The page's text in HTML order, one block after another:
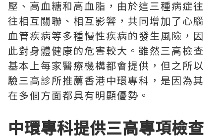
壓、高血糖和高血脂，由於這三種病症往
往相互關聯、相互影響，共同增加了心腦
血管疾病等多種慢性疾病的發生風險，因
此對身體健康的危害較大。雖然三高檢查
基本上每家醫療機構都會提供，但之所以
驗三高診所推薦香港中環專科，是因為其
在多個方面都具有明顯優勢。
中環專科提供三高專項檢查